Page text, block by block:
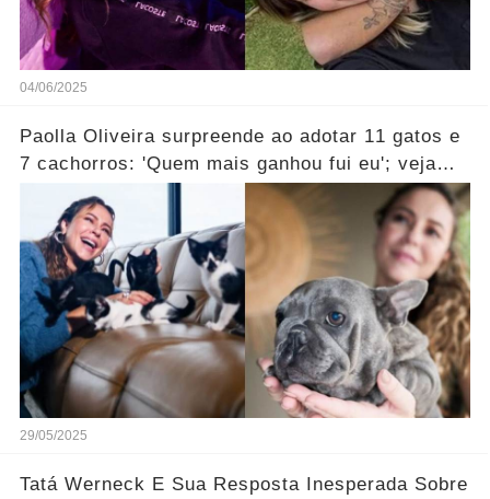
04/06/2025
Paolla Oliveira surpreende ao adotar 11 gatos e
7 cachorros: 'Quem mais ganhou fui eu'; veja
29/05/2025
Tatá Werneck E Sua Resposta Inesperada Sobre